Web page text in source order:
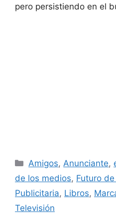
pero persistiendo en el
Categorías
Amigos, Anunciante,
de los medios, Futuro
Publicitaria, Libros,
Televisión